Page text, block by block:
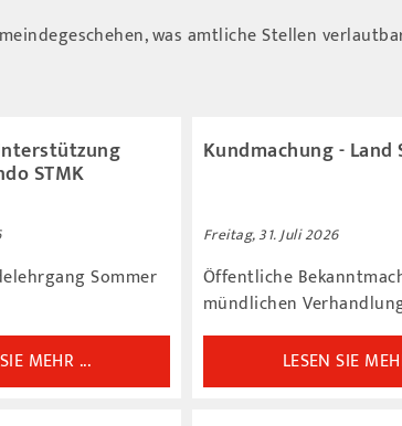
was amtliche Stellen
STMK
Sommer
MEHR ...
Kundmachung -
Freitag, 31. Juli 2026
Öffentliche
mündlichen
LESEN SIE